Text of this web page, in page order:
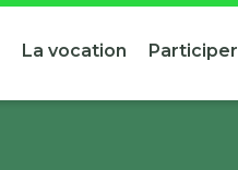
La vocation Participer